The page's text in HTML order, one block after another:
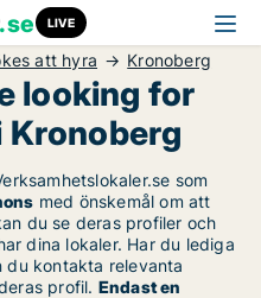
.se LIVE
att hyra Kronoberg
looking for
som
med önskemål om att
du se deras profiler och
dina lokaler. Har du lediga
du kontakta relevanta
profil. Endast en